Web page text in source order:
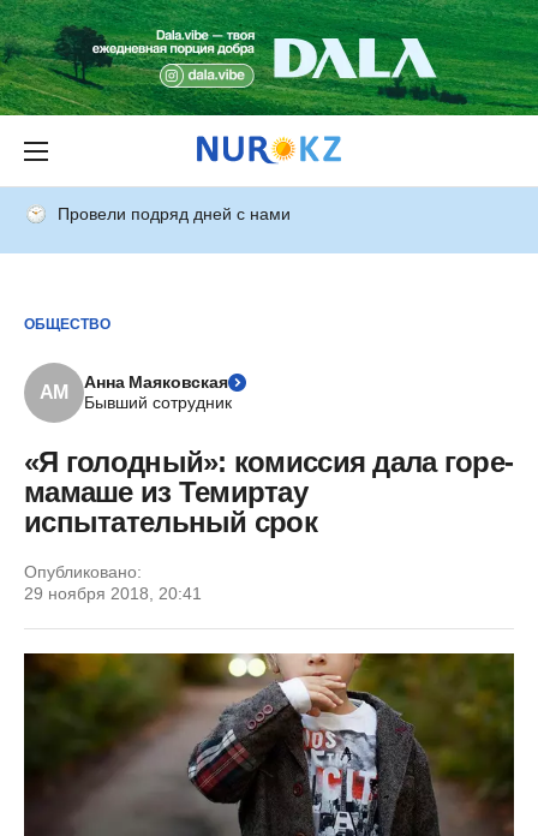
Провели подряд дней с нами
ОБЩЕСТВО
АМ
Анна Маяковская
Бывший сотрудник
«Я голодный»: комиссия дала горе-
мамаше из Темиртау
испытательный срок
Опубликовано:
29 ноября 2018, 20:41